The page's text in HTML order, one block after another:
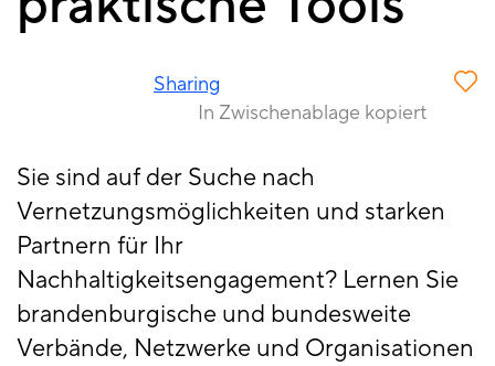
Sharing
In Zwischenablage kopiert
Sie sind auf der Suche nach
Vernetzungsmöglichkeiten und starken
Partnern für Ihr
Nachhaltigkeitsengagement? Lernen Sie
brandenburgische und bundesweite
Verbände, Netzwerke und Organisationen